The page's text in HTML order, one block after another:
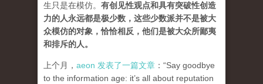
生只是在模仿。 有创见性观点和具有突破性创造
力的人永远都是极少数，这些少数派并不是被大
众模仿的对象，恰恰相反，他们是被大众所鄙夷
和排斥的人。
上个月， aeon 发表了一篇文章 ：“Say goodbye
to the information age: it’s all about reputation